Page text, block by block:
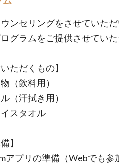
ンセリングをさせていた
グラムをご提供させていた
いただくもの】
（飲料用）
（汗拭き用）
スタオル
】
アプリの準備（Webでも参